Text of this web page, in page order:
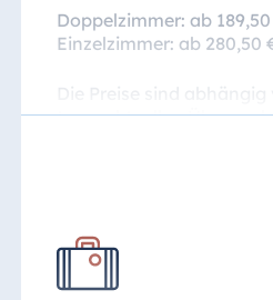
Doppelzimmer: ab
Einzelzimmer: ab 280,50
Die Preise sind abhängig
tagesaktuellen